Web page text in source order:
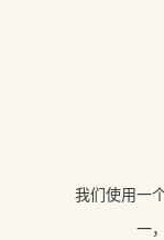
/
4
我们使用一
一，我们